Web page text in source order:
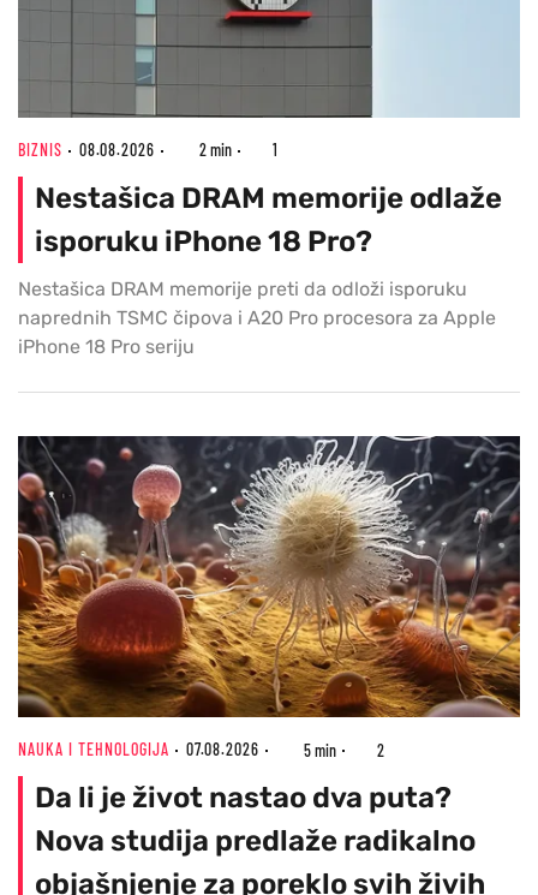
BIZNIS 08.08.2026 2 min 1
Nestašica DRAM memorije odlaže
isporuku iPhone 18 Pro?
Nestašica DRAM memorije preti da odloži isporuku
naprednih TSMC čipova i A20 Pro procesora za Apple
iPhone 18 Pro seriju
NAUKA I TEHNOLOGIJA 07.08.2026 5 min 2
Da li je život nastao dva puta?
Nova studija predlaže radikalno
objašnjenje za poreklo svih živih